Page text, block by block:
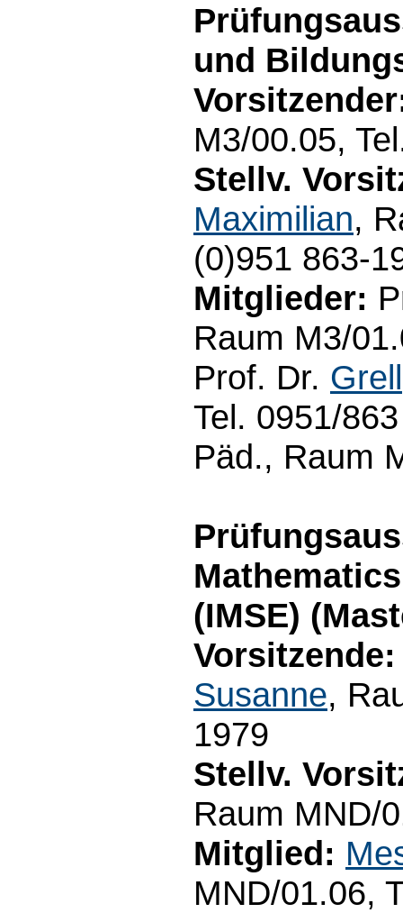
und
M3/00.05,
Stellv.
Maximilian,
(0)951 863-
Mitglieder:
Raum M3/
Prof. Dr.
Tel. 0951/
Päd., Raum
(IMSE)
Vorsitzende:
Susanne,
1979
Stellv.
Raum MND/
Mitglied:
MND/01.06,